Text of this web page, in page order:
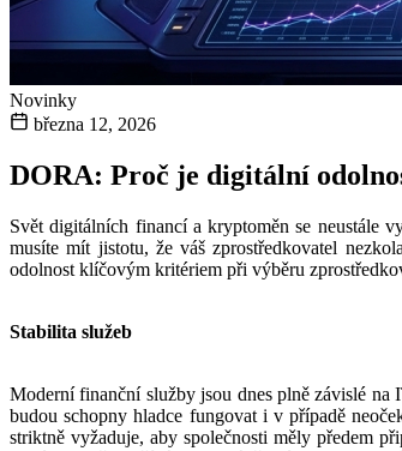
Novinky
března 12, 2026
DORA: Proč je digitální
Svět digitálních financí a kryptoměn se neustále
musíte mít jistotu, že váš zprostředkovatel
odolnost klíčovým kritériem při výběru
Stabilita služeb
Moderní finanční služby jsou dnes plně závislé na
budou schopny hladce fungovat i v případě
striktně vyžaduje, aby společnosti měly předem